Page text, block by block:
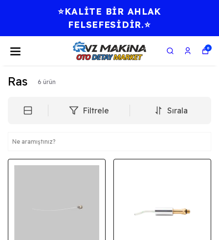
⭐KALİTE BİR AHLAK
FELSEFESİDİR.⭐
0
Ras 6 ürün
Filtrele Sırala